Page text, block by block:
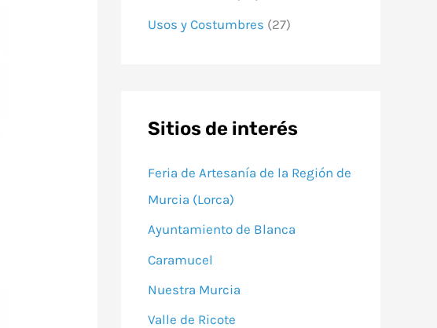
Usos y Costumbres (27)
Sitios de interés
Feria de Artesanía de la Región de
Murcia (Lorca)
Ayuntamiento de Blanca
Caramucel
Nuestra Murcia
Valle de Ricote